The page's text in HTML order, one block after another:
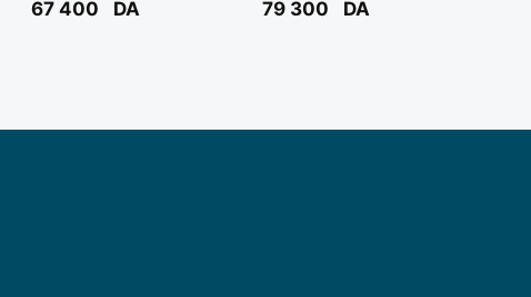
67 400 DA
T87 ** FELISATTI
79 300 DA